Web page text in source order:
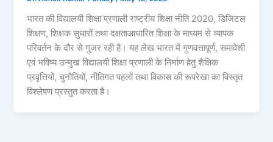
भारत की विद्यालयी शिक्षा प्रणाली राष्ट्रीय शिक्षा नीति 2020, डिजिटल
शिक्षण, शिक्षक सुधारों तथा दक्षताआधारित शिक्षा के माध्यम से व्यापक
परिवर्तन के दौर से गुजर रही है। यह लेख भारत में गुणवत्तापूर्ण, समावेशी
एवं भविष्य उन्मुख विद्यालयी शिक्षा प्रणाली के निर्माण हेतु शैक्षिक
प्रवृत्तियों, चुनौतियों, नीतिगत पहलों तथा विकास की रूपरेखा का विस्तृत
विश्लेषण प्रस्तुत करता है।